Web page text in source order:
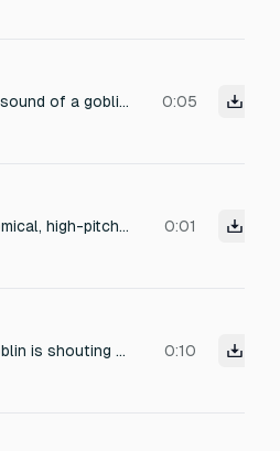
The sound of a goblin crying, balling uncontrollably 0:05
A comical, high-pitched female goblin death scream, lasting 0.3 seconds. The sound should have a brittle and echoed quality, as if originating from a cavernous environment. Include a slight cartoonish reverb and dynamic processing to accentuate the comedic timing. 0:01
A goblin is shouting a war cry. 0:10